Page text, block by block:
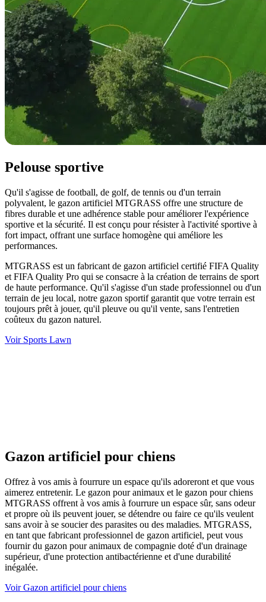
Pelouse sportive
Qu'il s'agisse de football, de golf, de tennis ou d'un terrain
polyvalent, le gazon artificiel MTGRASS offre une structure de
fibres durable et une adhérence stable pour améliorer l'expérience
sportive et la sécurité. Il est conçu pour résister à l'activité sportive à
fort impact, offrant une surface homogène qui améliore les
performances.
MTGRASS est un fabricant de gazon artificiel certifié FIFA Quality
et FIFA Quality Pro qui se consacre à la création de terrains de sport
de haute performance. Qu'il s'agisse d'un stade professionnel ou d'un
terrain de jeu local, notre gazon sportif garantit que votre terrain est
toujours prêt à jouer, qu'il pleuve ou qu'il vente, sans l'entretien
coûteux du gazon naturel.
Voir Sports Lawn
Gazon artificiel pour chiens
Offrez à vos amis à fourrure un espace qu'ils adoreront et que vous
aimerez entretenir. Le gazon pour animaux et le gazon pour chiens
MTGRASS offrent à vos amis à fourrure un espace sûr, sans odeur
et propre où ils peuvent jouer, se détendre ou faire ce qu'ils veulent
sans avoir à se soucier des parasites ou des maladies. MTGRASS,
en tant que fabricant professionnel de gazon artificiel, peut vous
fournir du gazon pour animaux de compagnie doté d'un drainage
supérieur, d'une protection antibactérienne et d'une durabilité
inégalée.
Voir Gazon artificiel pour chiens